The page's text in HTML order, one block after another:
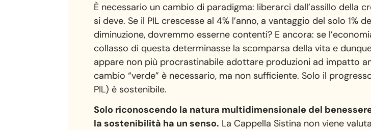
È necessario un cambio di paradigma: liberarci dall’assillo della
si deve. Se il PIL crescesse al 4% l’anno, a vantaggio del solo
diminuzione, dovremmo esserne contenti? E ancora: se
collasso di questa determinasse la scomparsa della vita e
appare non più procrastinabile adottare produzioni ad impatto
cambio “verde” è necessario, ma non sufficiente. Solo il
PIL) è sostenibile.
Solo riconoscendo la natura multidimensionale del
la sostenibilità ha un senso. La Cappella Sistina non viene